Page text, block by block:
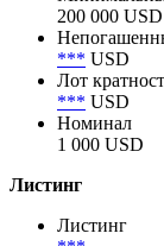
Номинал
200 000 USD
***USD
***
1 000 USD